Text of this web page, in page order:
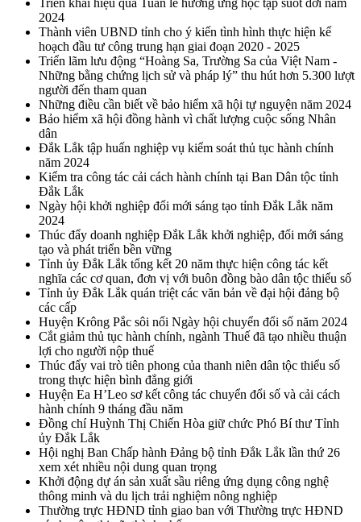
Triển khai hiệu quả Tuần lễ hưởng ứng học tập suốt đời năm
2024
Thành viên UBND tỉnh cho ý kiến tình hình thực hiện kế
hoạch đầu tư công trung hạn giai đoạn 2020 - 2025
Triển lãm lưu động “Hoàng Sa, Trường Sa của Việt Nam -
Những bằng chứng lịch sử và pháp lý” thu hút hơn 5.300 lượt
người đến tham quan
Những điều cần biết về bảo hiểm xã hội tự nguyện năm 2024
Bảo hiểm xã hội đồng hành vì chất lượng cuộc sống Nhân
dân
Đắk Lắk tập huấn nghiệp vụ kiểm soát thủ tục hành chính
năm 2024
Kiểm tra công tác cải cách hành chính tại Ban Dân tộc tỉnh
Đắk Lắk
Ngày hội khởi nghiệp đổi mới sáng tạo tỉnh Đắk Lắk năm
2024
Thúc đẩy doanh nghiệp Đắk Lắk khởi nghiệp, đổi mới sáng
tạo và phát triển bền vững
Tỉnh ủy Đắk Lắk tổng kết 20 năm thực hiện công tác kết
nghĩa các cơ quan, đơn vị với buôn đồng bào dân tộc thiểu số
Tỉnh ủy Đắk Lắk quán triệt các văn bản về đại hội đảng bộ
các cấp
Huyện Krông Pắc sôi nổi Ngày hội chuyển đổi số năm 2024
Cắt giảm thủ tục hành chính, ngành Thuế đã tạo nhiều thuận
lợi cho người nộp thuế
Thúc đẩy vai trò tiên phong của thanh niên dân tộc thiểu số
trong thực hiện bình đẳng giới
Huyện Ea H’Leo sơ kết công tác chuyển đổi số và cải cách
hành chính 9 tháng đầu năm
Đồng chí Huỳnh Thị Chiến Hòa giữ chức Phó Bí thư Tỉnh
ủy Đắk Lắk
Hội nghị Ban Chấp hành Đảng bộ tỉnh Đắk Lắk lần thứ 26
xem xét nhiều nội dung quan trọng
Khởi động dự án sản xuất sầu riêng ứng dụng công nghệ
thông minh và du lịch trải nghiệm nông nghiệp
Thường trực HĐND tỉnh giao ban với Thường trực HĐND